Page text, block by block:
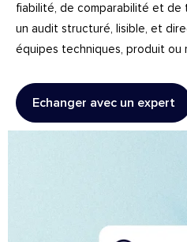
fiabilité, de comparabilité et de
un audit structuré, lisible, et
équipes techniques, produit ou
Echanger avec un expert